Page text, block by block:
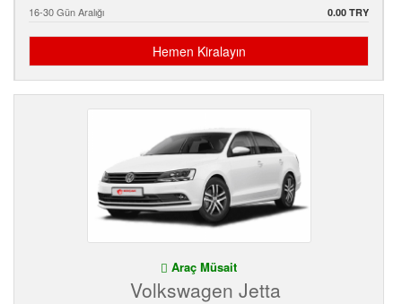
16-30 Gün Aralığı 0.00 TRY
Hemen Kiralayın
Araç Müsait
Volkswagen Jetta